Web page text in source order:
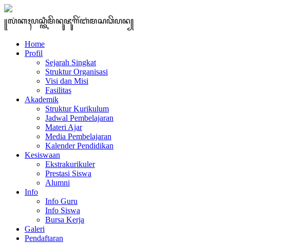
꧋ꦭꦁꦏꦃꦥꦱ꧀ꦠꦶꦩꦼꦤꦸꦗꦸꦒꦼꦂꦧꦁꦩꦱꦣꦼꦥꦤ꧀
Home
Profil
Sejarah Singkat
Struktur Organisasi
Visi dan Misi
Fasilitas
Akademik
Struktur Kurikulum
Jadwal Pembelajaran
Materi Ajar
Media Pembelajaran
Kalender Pendidikan
Kesiswaan
Ekstrakurikuler
Prestasi Siswa
Alumni
Info
Info Guru
Info Siswa
Bursa Kerja
Galeri
Pendaftaran